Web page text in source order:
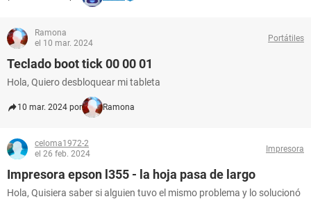
Ramona
el 10 mar. 2024
Portátiles
Teclado boot tick 00 00 01
Hola, Quiero desbloquear mi tableta
10 mar. 2024 por Ramona
celoma1972-2
el 26 feb. 2024
Impresora
Impresora epson l355 - la hoja pasa de largo
Hola, Quisiera saber si alguien tuvo el mismo problema y lo solucionó